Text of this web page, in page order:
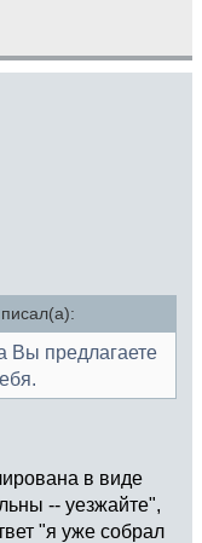
писал(а):
Вы предлагаете
в виде
-- уезжайте",
"я уже собрал